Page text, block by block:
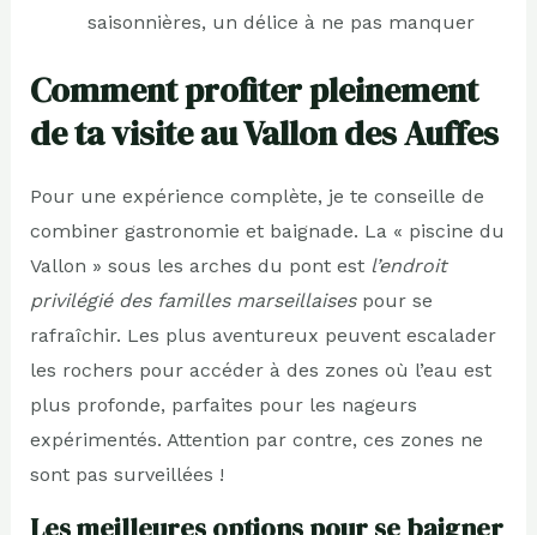
saisonnières, un délice à ne pas manquer
Comment profiter pleinement
de ta visite au Vallon des Auffes
Pour une expérience complète, je te conseille de
combiner gastronomie et baignade. La « piscine du
Vallon » sous les arches du pont est l’endroit
privilégié des familles marseillaisespour se
rafraîchir. Les plus aventureux peuvent escalader
les rochers pour accéder à des zones où l’eau est
plus profonde, parfaites pour les nageurs
expérimentés. Attention par contre, ces zones ne
sont pas surveillées !
Les meilleures options pour se baigner